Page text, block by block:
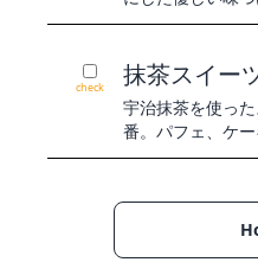
check 抹茶スイー
宇治抹茶を使っ
番。パフェ、ケー